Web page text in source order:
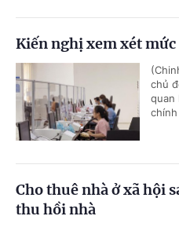
Kiến nghị xem xét
chủ
quan
Cho thuê nhà ở xã hội
thu hồi nhà